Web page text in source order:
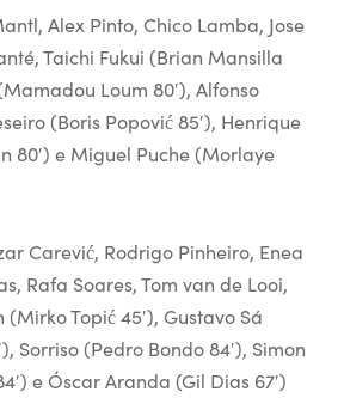
Alex Pinto, Chico Lamba, Jose
Taichi Fukui (Brian Mansilla
Loum 80′), Alfonso
(Boris Popović 85′), Henrique
80′) e Miguel Puche (Morlaye
Carević, Rodrigo Pinheiro, Enea
Rafa Soares, Tom van de Looi,
Topić 45′), Gustavo Sá
Sorriso (Pedro Bondo 84′), Simon
e Óscar Aranda (Gil Dias 67′)